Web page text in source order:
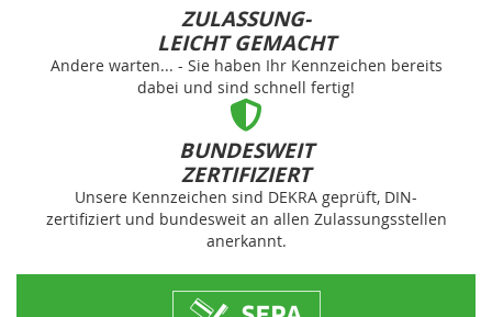
ZULASSUNG-
LEICHT GEMACHT
Andere warten... - Sie haben Ihr Kennzeichen bereits
dabei und sind schnell fertig!
BUNDESWEIT
ZERTIFIZIERT
Unsere Kennzeichen sind DEKRA geprüft, DIN-
zertifiziert und bundesweit an allen Zulassungsstellen
anerkannt.